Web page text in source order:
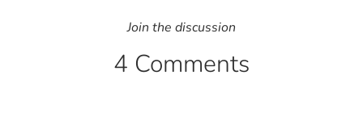
Join the discussion
4 Comments